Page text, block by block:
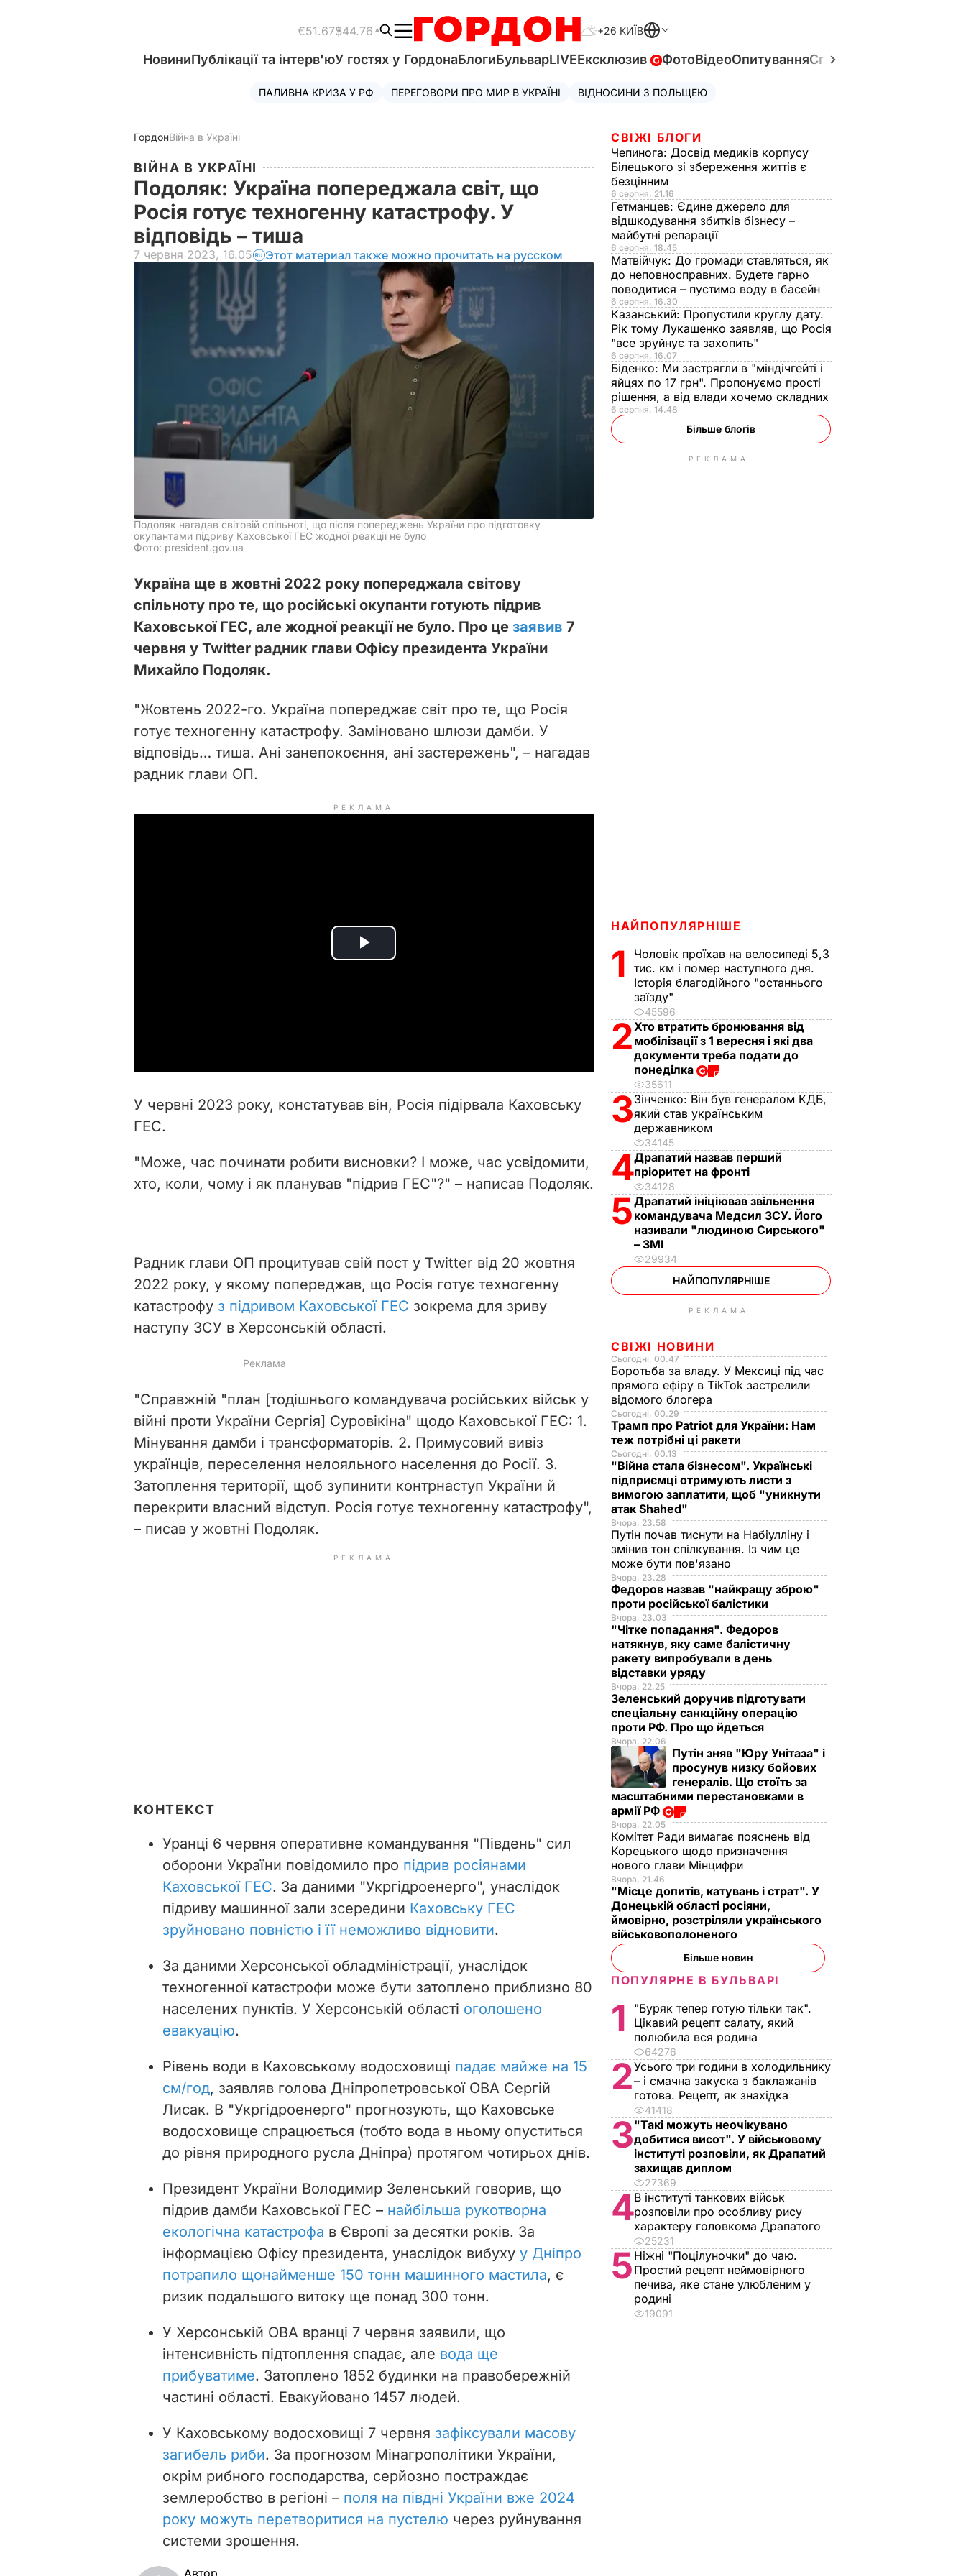
€51.67$44.76 +26 КИЇВ
НовиниПублікації та інтерв'юУ гостях у ГордонаБлогиБульварLIVEЕксклюзив ФотоВідеоОпитуванняСпецпроєкти
ПАЛИВНА КРИЗА У РФ ПЕРЕГОВОРИ ПРО МИР В УКРАЇНІ ВІДНОСИНИ З ПОЛЬЩЕЮ
ГордонВійна в Україні
ВІЙНА В УКРАЇНІ
Подоляк: Україна попереджала світ, що
Росія готує техногенну катастрофу. У
відповідь – тиша
7 червня 2023, 16.05 Этот материал также можно прочитать на русском
Подоляк нагадав світовій спільноті, що після попереджень України про підготовку
окупантами підриву Каховської ГЕС жодної реакції не було
Фото: president.gov.ua
Україна ще в жовтні 2022 року попереджала світову
спільноту про те, що російські окупанти готують підрив
Каховської ГЕС, але жодної реакції не було. Про це заявив 7
червня у Twitter радник глави Офісу президента України
Михайло Подоляк.
"Жовтень 2022-го. Україна попереджає світ про те, що Росія
готує техногенну катастрофу. Заміновано шлюзи дамби. У
відповідь… тиша. Ані занепокоєння, ані застережень", – нагадав
радник глави ОП.
РЕКЛАМА
P
d
e
У червні 2023 року, констатував він, Росія підірвала Каховську
ГЕС.
"Може, час починати робити висновки? І може, час усвідомити,
хто, коли, чому і як планував "підрив ГЕС"?" – написав Подоляк.
Радник глави ОП процитував свій пост у Twitter від 20 жовтня
2022 року, у якому попереджав, що Росія готує техногенну
катастрофу з підривом Каховської ГЕС зокрема для зриву
наступу ЗСУ в Херсонській області.
"Справжній "план [тодішнього командувача російських військ у
війні проти України Сергія] Суровікіна" щодо Каховської ГЕС: 1.
Мінування дамби і трансформаторів. 2. Примусовий вивіз
українців, переселення нелояльного населення до Росії. 3.
Затоплення території, щоб зупинити контрнаступ України й
перекрити власний відступ. Росія готує техногенну катастрофу",
– писав у жовтні Подоляк.
РЕКЛАМА
КОНТЕКСТ
Уранці 6 червня оперативне командування "Південь" сил
оборони України повідомило про підрив росіянами
Каховської ГЕС. За даними "Укргідроенерго", унаслідок
підриву машинної зали зсередини Каховську ГЕС
зруйновано повністю і її неможливо відновити.
За даними Херсонської обладміністрації, унаслідок
техногенної катастрофи може бути затоплено приблизно 80
населених пунктів. У Херсонській області оголошено
евакуацію.
Рівень води в Каховському водосховищі падає майже на 15
см/год, заявляв голова Дніпропетровської ОВА Сергій
Лисак. В "Укргідроенерго" прогнозують, що Каховське
водосховище спрацюється (тобто вода в ньому опуститься
до рівня природного русла Дніпра) протягом чотирьох днів.
Президент України Володимир Зеленський говорив, що
підрив дамби Каховської ГЕС – найбільша рукотворна
екологічна катастрофа в Європі за десятки років. За
інформацією Офісу президента, унаслідок вибуху у Дніпро
потрапило щонайменше 150 тонн машинного мастила, є
ризик подальшого витоку ще понад 300 тонн.
У Херсонській ОВА вранці 7 червня заявили, що
інтенсивність підтоплення спадає, але вода ще
прибуватиме. Затоплено 1852 будинки на правобережній
частині області. Евакуйовано 1457 людей.
У Каховському водосховищі 7 червня зафіксували масову
загибель риби. За прогнозом Мінагрополітики України,
окрім рибного господарства, серйозно постраждає
землеробство в регіоні – поля на півдні України вже 2024
року можуть перетворитися на пустелю через руйнування
системи зрошення.
Автор
СВІЖІ БЛОГИ
Чепинога: Досвід медиків корпусу
Білецького зі збереження життів є
безцінним
6 серпня, 21.16
Гетманцев: Єдине джерело для
відшкодування збитків бізнесу –
майбутні репарації
6 серпня, 18.45
Матвійчук: До громади ставляться, як
до неповносправних. Будете гарно
поводитися – пустимо воду в басейн
6 серпня, 16.30
Казанський: Пропустили круглу дату.
Рік тому Лукашенко заявляв, що Росія
"все зруйнує та захопить"
6 серпня, 16.07
Біденко: Ми застрягли в "міндічгейті і
яйцях по 17 грн". Пропонуємо прості
рішення, а від влади хочемо складних
6 серпня, 14.48
Більше блогів
РЕКЛАМА
НАЙПОПУЛЯРНІШЕ
1
Чоловік проїхав на велосипеді 5,3
тис. км і помер наступного дня.
Історія благодійного "останнього
заїзду"
45596
2Хто втратить бронювання від
мобілізації з 1 вересня і які два
документи треба подати до
понеділка
35611
3Зінченко: Він був генералом КДБ,
який став українським
державником
34145
4Драпатий назвав перший
пріоритет на фронті
34128
5Драпатий ініціював звільнення
командувача Медсил ЗСУ. Його
називали "людиною Сирського"
– ЗМІ
29934
НАЙПОПУЛЯРНІШЕ
РЕКЛАМА
СВІЖІ НОВИНИ
Сьогодні, 00.47
Боротьба за владу. У Мексиці під час
прямого ефіру в TikTok застрелили
відомого блогера
Сьогодні, 00.29
Трамп про Patriot для України: Нам
теж потрібні ці ракети
Сьогодні, 00.13
"Війна стала бізнесом". Українські
підприємці отримують листи з
вимогою заплатити, щоб "уникнути
атак Shahed"
Вчора, 23.58
Путін почав тиснути на Набіулліну і
змінив тон спілкування. Із чим це
може бути пов'язано
Вчора, 23.28
Федоров назвав "найкращу зброю"
проти російської балістики
Вчора, 23.03
"Чітке попадання". Федоров
натякнув, яку саме балістичну
ракету випробували в день
відставки уряду
Вчора, 22.25
Зеленський доручив підготувати
спеціальну санкційну операцію
проти РФ. Про що йдеться
Вчора, 22.06
Путін зняв "Юру Унітаза" і
просунув низку бойових
генералів. Що стоїть за
масштабними перестановками в
армії РФ
Вчора, 22.05
Комітет Ради вимагає пояснень від
Корецького щодо призначення
нового глави Мінцифри
Вчора, 21.46
"Місце допитів, катувань і страт". У
Донецькій області росіяни,
ймовірно, розстріляли українського
військовополоненого
Більше новин
ПОПУЛЯРНЕ В БУЛЬВАРІ
1
"Буряк тепер готую тільки так".
Цікавий рецепт салату, який
полюбила вся родина
64276
2Усього три години в холодильнику
– і смачна закуска з баклажанів
готова. Рецепт, як знахідка
41418
3"Такі можуть неочікувано
добитися висот". У військовому
інституті розповіли, як Драпатий
захищав диплом
27369
4В інституті танкових військ
розповіли про особливу рису
характеру головкома Драпатого
25231
5 Ніжні "Поцілуночки" до чаю.
Простий рецепт неймовірного
печива, яке стане улюбленим у
родині
19091